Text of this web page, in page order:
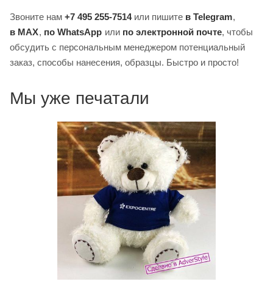
Звоните нам +7 495 255-7514или пишите в Telegram,
в MAX, по WhatsApp или по электронной почте, чтобы
обсудить с персональным менеджером потенциальный
заказ, способы нанесения, образцы. Быстро и просто!
Мы уже печатали